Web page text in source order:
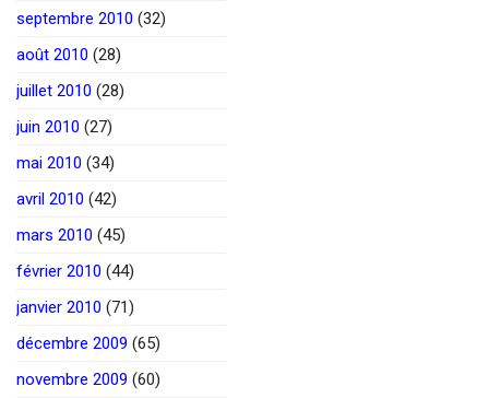
septembre 2010 (32)
août 2010 (28)
juillet 2010 (28)
juin 2010 (27)
mai 2010 (34)
avril 2010 (42)
mars 2010 (45)
février 2010 (44)
janvier 2010 (71)
décembre 2009 (65)
novembre 2009 (60)